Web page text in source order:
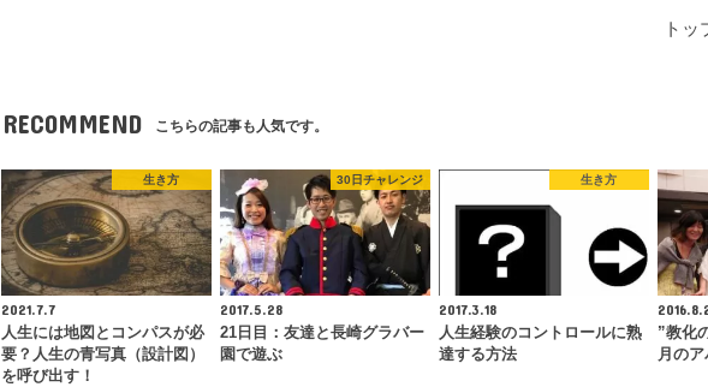
ト
RECOMMEND こちらの記事も人気です。
生き方
2021.7.7
人生には地図とコンパスが必
要？人生の青写真（設計図）
を呼び出す！
30日チャレンジ
2017.5.28
21日目：友達と長崎グラバー
園で遊ぶ
生き方
2017.3.18
人生経験のコントロールに熟
達する方法
”教化
月の